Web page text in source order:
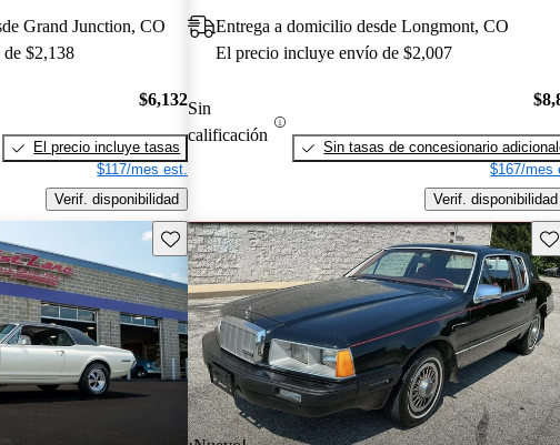
Grand Junction, CO
$2,138
$6,132
El precio incluye tasas
$117/mes est.
Verif. disponibilidad
Entrega a domicilio desde Longmont, CO
El precio incluye envío de $2,007
Sin
calificación
Sin tasas de concesionario
$167/mes
Verif. disponibilidad
Guarda este Aviso